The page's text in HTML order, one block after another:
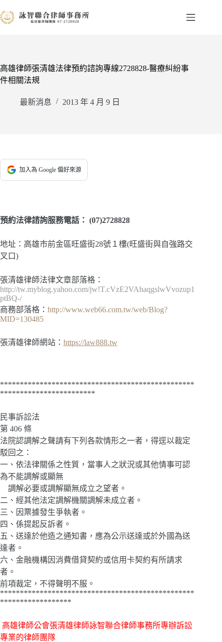
至
容
高雄律師張清雄法律預約諮詢專線2728828-醫療糾紛事
件相關法規
最新消息 2013 年 4 月 9 日
加入為 Google 偏好來源
預約法律諮詢服務電話： (07)2728828
地址：高雄市前金區旺盛街28號１樓(旺盛街與自強路交
叉口)
張清雄律師法律文章部落格：
http://tw.myblog.yahoo.com/jw!T.cVzE2VAhaqgslwVvozup1
ptBQ-/
商務部落格： http://www.web66.com.tw/web/Blog?
MID=130485
張清雄律師網站： https://law888.tw
*************************************************
************************
民事訴訟法
第 406 條
法院認調解之聲請有下列各款情形之一者，得逕以裁定
駁回之：
一、依法律關係之性質，當事人之狀況或其他情事可認
為不能調解或顯無
調解必要或調解顯無成立之望者。
二、經其他法定調解機關調解未成立者。
三、因票據發生爭執者。
四、係提起反訴者。
五、送達於他造之通知書，應為公示送達或於外國為送
達者。
六、金融機構因消費借貸契約或信用卡契約有所請求
者。
前項裁定，不得聲明不服。
*************************************************
******************
高雄律師公會張清雄律師詠智聯合律師事務所專辦訴訟
專業的律師團隊